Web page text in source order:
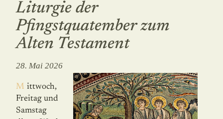
Liturgie der
Pfingstquatember zum
Alten Testament
28. Mai 2026
Mittwoch,
Freitag und
Samstag